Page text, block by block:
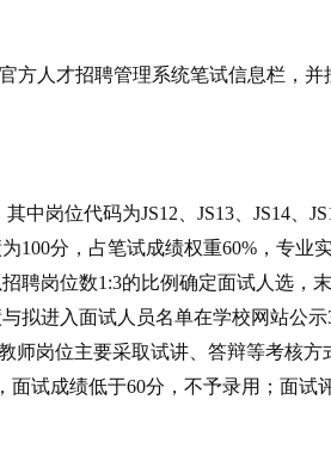
方人才招聘管理系统笔试信息栏，并
其中岗位代码为JS12、JS13、JS14、
100分， 占笔试成绩权重60%，专业
聘岗位数1:3的比例确定面试人选，
拟进入面试人员名单在学校网站公示
师岗位主要采取试讲、答辩等考核方
面试成绩低于60分，不予录用；面